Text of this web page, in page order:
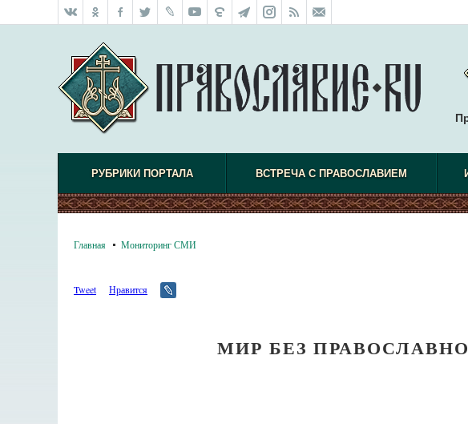
РУБРИКИ ПОРТАЛА ВСТРЕЧА С ПРАВОСЛАВИЕМ
Главная Мониторинг СМИ
Tweet Нравится
МИР БЕЗ